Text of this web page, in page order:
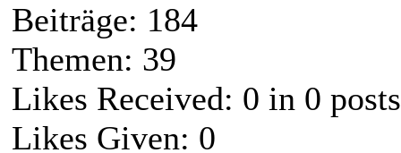
Beiträge: 184
Themen: 39
Likes Received: 0 in 0 posts
Likes Given: 0